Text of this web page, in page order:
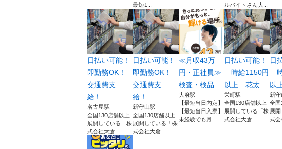
最短1...
ルバイトさん大...
日払い可能！
即勤務OK！
交通費支
給！...
名古屋駅
全国130店舗以上
展開している「株
式会社大倉...
日払い可能！
即勤務OK！
交通費支
給！...
新守山駅
全国130店舗以上
展開している「株
式会社大倉...
≪月収43万
円・正社員≫
検査・検品
大府駅
【最短当日内定】
【最短当日入寮】
未経験でも月...
日払い可能！
時給1150円
以上 花太...
栄町駅
全国130店舗以上
展開している「株
式会社大倉...
日
以
新守
全国
展
式会